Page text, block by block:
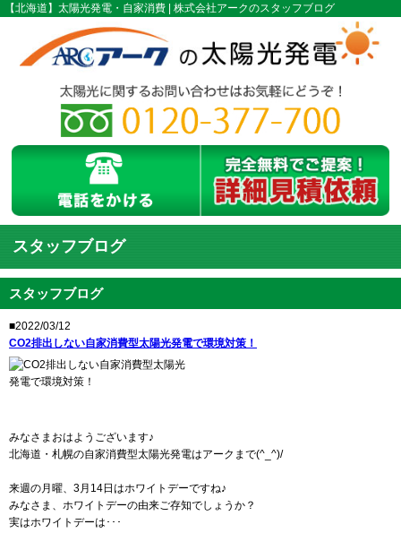
【北海道】太陽光発電・自家消費 | 株式会社アークのスタッフブログ
スタッフブログ
スタッフブログ
■2022/03/12
CO2排出しない自家消費型太陽光発電で環境対策！
みなさまおはようございます♪
北海道・札幌の自家消費型太陽光発電はアークまで(^_^)/
来週の月曜、3月14日はホワイトデーですね♪
みなさま、ホワイトデーの由来ご存知でしょうか？
実はホワイトデーは･･･